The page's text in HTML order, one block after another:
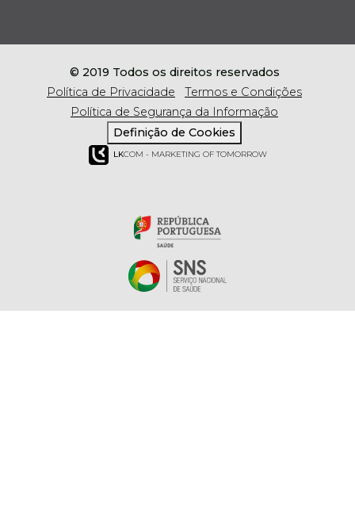
© 2019 Todos os direitos reservados
Política de Privacidade
Termos e Condições
Política de Segurança da Informação
Definição de Cookies
LKCOM - MARKETING OF TOMORROW